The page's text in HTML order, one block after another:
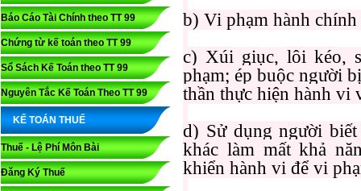
Báo Cáo Tài Chính theo TT 99
Chứng từ kế toán theo TT 99
Sổ Sách Kế Toán theo TT 99
Nguyên Tắc Kế Toán Theo TT 99
KẾ TOÁN THUẾ
Thuế - Lệ Phí Môn Bài
Đăng Ký Thuế
b) Vi phạm hành
c) Xúi giục, lôi kéo,
phạm; ép buộc người
thần thực hiện hành vi
d) Sử dụng người
khác làm mất khả
khiển hành vi để vi